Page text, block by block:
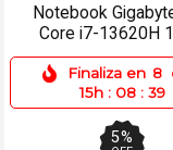
Notebook
Core i7-13620H
512SSD
Finaliza en 8
15h : 08 : 39
5%